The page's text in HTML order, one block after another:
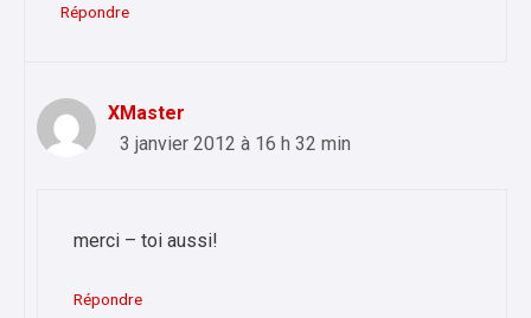
Répondre
XMaster
3 janvier 2012 à 16 h 32 min
merci – toi aussi!
Répondre